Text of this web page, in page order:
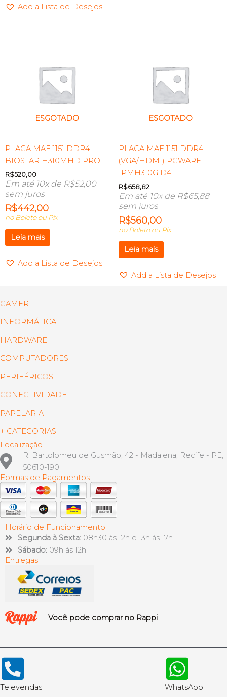
Add a Lista de Desejos
ESGOTADO
PLACA MAE 1151 DDR4
BIOSTAR H310MHD PRO
R$520,00
Em até 10x de R$52,00
sem juros
R$442,00
no Boleto ou Pix
Leia mais
Add a Lista de Desejos
ESGOTADO
PLACA MAE 1151 DDR4
(VGA/HDMI) PCWARE
IPMH310G D4
R$658,82
Em até 10x de R$65,88
sem juros
R$560,00
no Boleto ou Pix
Leia mais
Add a Lista de Desejos
GAMER
INFORMÁTICA
HARDWARE
COMPUTADORES
PERIFÉRICOS
CONECTIVIDADE
PAPELARIA
+ CATEGORIAS
Localização
R. Bartolomeu de Gusmão, 42 - Madalena, Recife - PE,
50610-190
Formas de Pagamentos
Horário de Funcionamento
Segunda à Sexta: 08h30 às 12h e 13h às 17h
Sábado: 09h às 12h
Entregas
Você pode comprar no Rappi
Televendas WhatsApp